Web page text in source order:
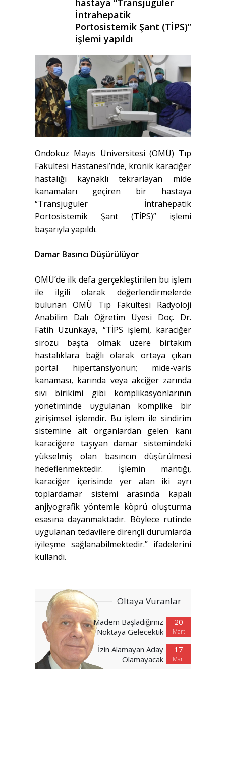
hastaya “Transjuguler
İntrahepatik
Portosistemik Şant (TİPS)”
işlemi yapıldı
Ondokuz Mayıs Üniversitesi (OMÜ) Tıp
Fakültesi Hastanesi’nde, kronik karaciğer
hastalığı kaynaklı tekrarlayan mide
kanamaları geçiren bir hastaya
“Transjuguler İntrahepatik
Portosistemik Şant (TİPS)” işlemi
başarıyla yapıldı.
Damar Basıncı Düşürülüyor
OMÜ’de ilk defa gerçekleştirilen bu işlem
ile ilgili olarak değerlendirmelerde
bulunan OMÜ Tıp Fakültesi Radyoloji
Anabilim Dalı Öğretim Üyesi Doç. Dr.
Fatih Uzunkaya, “TİPS işlemi, karaciğer
sirozu başta olmak üzere birtakım
hastalıklara bağlı olarak ortaya çıkan
portal hipertansiyonun; mide-varis
kanaması, karında veya akciğer zarında
sıvı birikimi gibi komplikasyonlarının
yönetiminde uygulanan komplike bir
girişimsel işlemdir. Bu işlem ile sindirim
sistemine ait organlardan gelen kanı
karaciğere taşıyan damar sistemindeki
yükselmiş olan basıncın düşürülmesi
hedeflenmektedir. İşlemin mantığı,
karaciğer içerisinde yer alan iki ayrı
toplardamar sistemi arasında kapalı
anjiyografik yöntemle köprü oluşturma
esasına dayanmaktadır. Böylece rutinde
uygulanan tedavilere dirençli durumlarda
iyileşme sağlanabilmektedir.” ifadelerini
kullandı.
Oltaya Vuranlar
20
Mart
Madem Başladığımız
Noktaya Gelecektik
17
Mart
İzin Alamayan Aday
Olamayacak